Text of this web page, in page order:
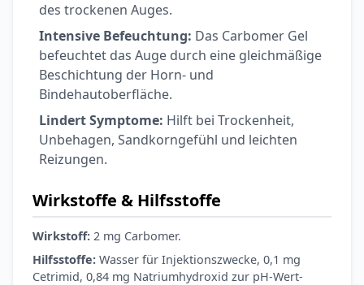
des trockenen Auges.
Intensive Befeuchtung: Das Carbomer Gel
befeuchtet das Auge durch eine gleichmäßige
Beschichtung der Horn- und
Bindehautoberfläche.
Lindert Symptome: Hilft bei Trockenheit,
Unbehagen, Sandkorngefühl und leichten
Reizungen.
Wirkstoffe & Hilfsstoffe
Wirkstoff: 2 mg Carbomer.
Hilfsstoffe: Wasser für Injektionszwecke, 0,1 mg
Cetrimid, 0,84 mg Natriumhydroxid zur pH-Wert-